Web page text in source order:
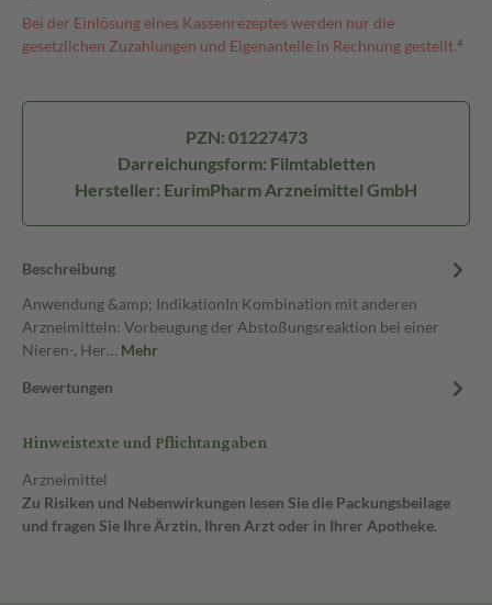
Bei der Einlösung eines Kassenrezeptes werden nur die
gesetzlichen Zuzahlungen und Eigenanteile in Rechnung gestellt.⁴
PZN: 01227473
Darreichungsform: Filmtabletten
Hersteller: EurimPharm Arzneimittel GmbH
Beschreibung
Anwendung &amp; IndikationIn Kombination mit anderen
Arzneimitteln: Vorbeugung der Abstoßungsreaktion bei einer
Nieren-, Her… Mehr
Bewertungen
Hinweistexte und Pflichtangaben
Arzneimittel
Zu Risiken und Nebenwirkungen lesen Sie die Packungsbeilage
und fragen Sie Ihre Ärztin, Ihren Arzt oder in Ihrer Apotheke.